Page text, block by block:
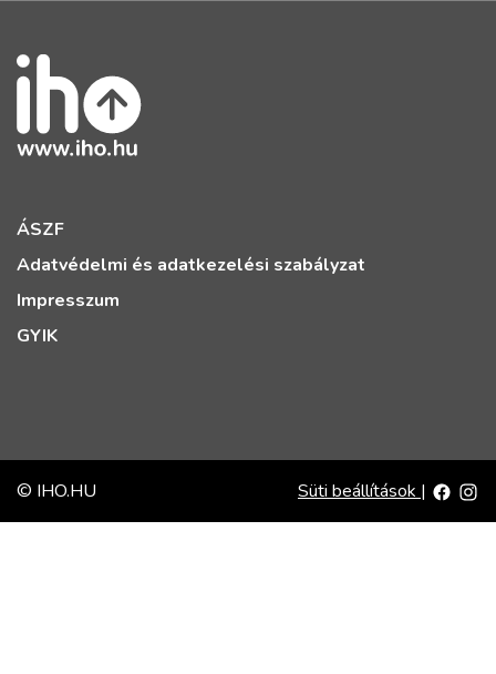
ÁSZF
Adatvédelmi és adatkezelési szabályzat
Impresszum
GYIK
© IHO.HU Süti beállítások |